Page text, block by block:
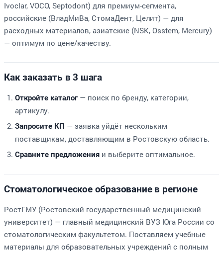
Ivoclar, VOCO, Septodont) для премиум-сегмента,
российские (ВладМиВа, СтомаДент, Целит) — для
расходных материалов, азиатские (NSK, Osstem, Mercury)
— оптимум по цене/качеству.
Как заказать в 3 шага
Откройте каталог— поиск по бренду, категории,
артикулу.
Запросите КП — заявка уйдёт нескольким
поставщикам, доставляющим в Ростовскую область.
Сравните предложения и выберите оптимальное.
Стоматологическое образование в регионе
РостГМУ (Ростовский государственный медицинский
университет) — главный медицинский ВУЗ Юга России со
стоматологическим факультетом. Поставляем учебные
материалы для образовательных учреждений с полным